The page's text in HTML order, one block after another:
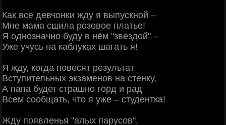
Как все девчонки жду я выпускной –
Мне мама сшила розовое платье!
Я однозначно буду в нём "звездой" –
Уже учусь на каблуках шагать я!
Я жду, когда повесят результат
Вступительных экзаменов на стенку,
А папа будет страшно горд и рад
Всем сообщать, что я уже – студентка!
Жду появленья "алых парусов",